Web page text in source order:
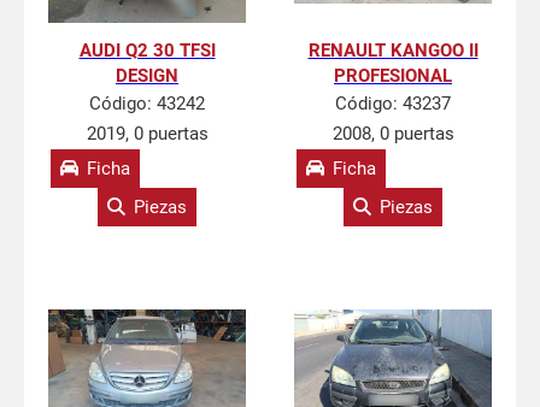
AUDI Q2 30 TFSI
DESIGN
Código: 43242
2019, 0 puertas
Ficha
Piezas
RENAULT KANGOO II
PROFESIONAL
Código: 43237
2008, 0 puertas
Ficha
Piezas